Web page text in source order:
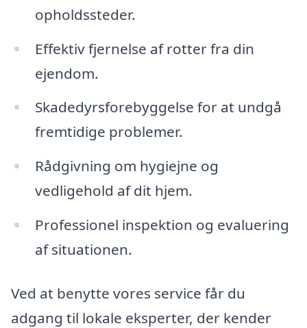
opholdssteder.
Effektiv fjernelse af rotter fra din
ejendom.
Skadedyrsforebyggelse for at undgå
fremtidige problemer.
Rådgivning om hygiejne og
vedligehold af dit hjem.
Professionel inspektion og evaluering
af situationen.
Ved at benytte vores service får du
adgang til lokale eksperter, der kender